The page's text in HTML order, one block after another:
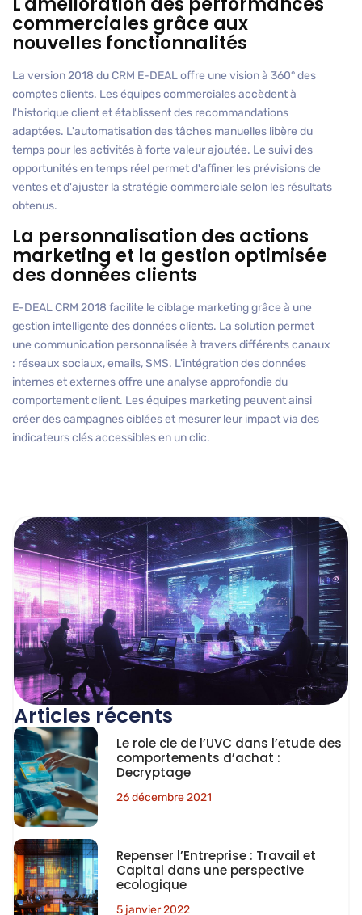
commerciales grâce aux
nouvelles fonctionnalités
La version 2018 du CRM E-DEAL offre une vision à 360° des
comptes clients. Les équipes commerciales accèdent à
l'historique client et établissent des recommandations
adaptées. L'automatisation des tâches manuelles libère du
temps pour les activités à forte valeur ajoutée. Le suivi des
opportunités en temps réel permet d'affiner les prévisions de
ventes et d'ajuster la stratégie commerciale selon les résultats
obtenus.
La personnalisation des actions
marketing et la gestion optimisée
des données clients
E-DEAL CRM 2018 facilite le ciblage marketing grâce à une
gestion intelligente des données clients. La solution permet
une communication personnalisée à travers différents canaux
: réseaux sociaux, emails, SMS. L'intégration des données
internes et externes offre une analyse approfondie du
comportement client. Les équipes marketing peuvent ainsi
créer des campagnes ciblées et mesurer leur impact via des
indicateurs clés accessibles en un clic.
Articles récents
Le role cle de l’UVC dans l’etude des
comportements d’achat :
Decryptage
26 décembre 2021
Repenser l’Entreprise : Travail et
Capital dans une perspective
ecologique
5 janvier 2022